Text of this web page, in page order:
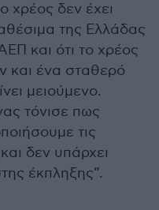
χρέος δεν έχει
της Ελλάδας
και ότι το χρέος
και ένα σταθερό
μειούμενο.
τόνισε πως
τις
δεν υπάρχει
έκπληξης”.